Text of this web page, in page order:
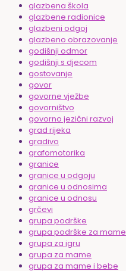
glazbena škola
glazbene radionice
glazbeni odgoj
glazbeno obrazovanje
godišnji odmor
godišnji s djecom
gostovanje
govor
govorne vježbe
govorništvo
govorno jezični razvoj
grad rijeka
gradivo
grafomotorika
granice
granice u odgoju
granice u odnosima
granice u odnosu
grčevi
grupa podrške
grupa podrške za mame
grupa za igru
grupa za mame
grupa za mame i bebe